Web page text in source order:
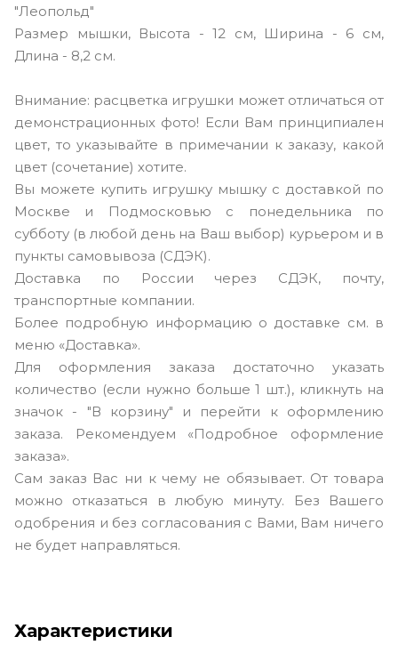
"Леопольд"
Размер мышки, Высота - 12 см, Ширина - 6 см,
Длина - 8,2 см.
Внимание: расцветка игрушки может отличаться от
демонстрационных фото! Если Вам принципиален
цвет, то указывайте в примечании к заказу, какой
цвет (сочетание) хотите.
Вы можете купить игрушку мышку с доставкой по
Москве и Подмосковью с понедельника по
субботу (в любой день на Ваш выбор) курьером и в
пункты самовывоза (СДЭК).
Доставка по России через СДЭК, почту,
транспортные компании.
Более подробную информацию о доставке см. в
меню «Доставка».
Для оформления заказа достаточно указать
количество (если нужно больше 1 шт.), кликнуть на
значок - "В корзину" и перейти к оформлению
заказа. Рекомендуем «Подробное оформление
заказа».
Сам заказ Вас ни к чему не обязывает. От товара
можно отказаться в любую минуту. Без Вашего
одобрения и без согласования с Вами, Вам ничего
не будет направляться.
Характеристики